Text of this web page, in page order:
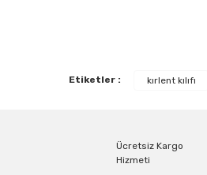
Ürün fiyatı diğer
Etiketler : kırlent kılıfı
Ücretsiz Kargo
Hizmeti